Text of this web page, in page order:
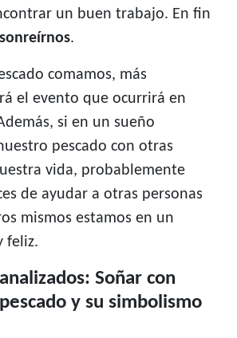
un buen trabajo. En fin
.
comamos, más
el evento que ocurrirá en
si en un sueño
pescado con otras
vida, probablemente
de ayudar a otras personas
mismos estamos en un
feliz.
Soñar con
y su simbolismo